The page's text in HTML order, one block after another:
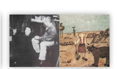
る捜査当局の思惑は？ 全米注目の
未解決事件！